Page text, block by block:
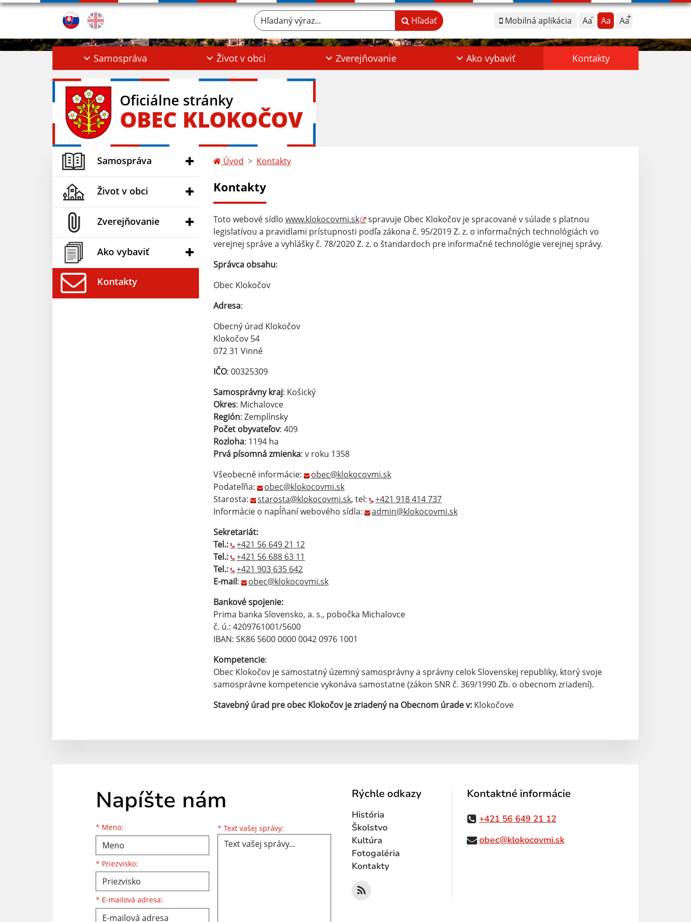
Mobilná aplikácia Aa Aa Aa
Hľadaný výraz... Hľadať
Samospráva Život v obci Zverejňovanie Ako vybaviť Kontakty
Oficiálne stránky
OBEC KLOKOČOV
Samospráva
Život v obci
Zverejňovanie
Ako vybaviť
Kontakty
Úvod Kontakty
Kontakty
Toto webové sídlo www.klokocovmi.sk spravuje Obec Klokočov je spracované v súlade s platnou
legislatívou a pravidlami prístupnosti podľa zákona č. 95/2019 Z. z. o informačných technológiách vo
verejnej správe a vyhlášky č. 78/2020 Z. z. o štandardoch pre informačné technológie verejnej správy.
Správca obsahu:
Obec Klokočov
Adresa:
Obecný úrad Klokočov
Klokočov 54
072 31 Vinné
IČO: 00325309
Samosprávny kraj: Košický
Okres: Michalovce
Región: Zemplínsky
Počet obyvateľov: 409
Rozloha: 1194 ha
Prvá písomná zmienka: v roku 1358
Všeobecné informácie:
obec@klokocovmi.sk
Podateľňa:
obec@klokocovmi.sk
Starosta:
starosta@klokocovmi.sk, tel:
+421 918 414 737
Informácie o napĺňaní webového sídla:
admin@klokocovmi.sk
Sekretariát:
Tel.:
+421 56 649 21 12
Tel.:
+421 56 688 63 11
Tel.:
+421 903 635 642
E-mail:
obec@klokocovmi.sk
Bankové spojenie:
Prima banka Slovensko, a. s., pobočka Michalovce
č. ú.: 4209761001/5600
IBAN: SK86 5600 0000 0042 0976 1001
Kompetencie:
Obec Klokočov je samostatný územný samosprávny a správny celok Slovenskej republiky, ktorý svoje
samosprávne kompetencie vykonáva samostatne (zákon SNR č. 369/1990 Zb. o obecnom zriadení).
Stavebný úrad pre obec Klokočov je zriadený na Obecnom úrade v: Klokočove
Napíšte nám
* Meno:
Meno
* Priezvisko:
Priezvisko
* E-mailová adresa:
E-mailová adresa * Text vašej správy: Text vašej správy...
Rýchle odkazy
História
Školstvo
Kultúra
Fotogaléria
Kontakty
Kontaktné informácie
+421 56 649 21 12
obec@klokocovmi.sk